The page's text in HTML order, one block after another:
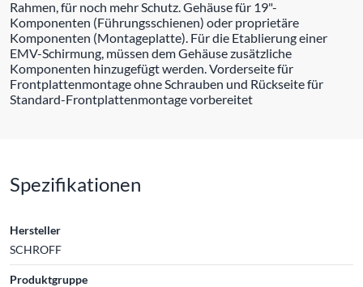
Rahmen, für noch mehr Schutz. Gehäuse für 19"-
Komponenten (Führungsschienen) oder proprietäre
Komponenten (Montageplatte). Für die Etablierung einer
EMV-Schirmung, müssen dem Gehäuse zusätzliche
Komponenten hinzugefügt werden. Vorderseite für
Frontplattenmontage ohne Schrauben und Rückseite für
Standard-Frontplattenmontage vorbereitet
Spezifikationen
Hersteller
SCHROFF
Produktgruppe